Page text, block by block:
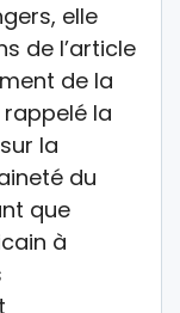
elle
de l’article
de la
rappelé la
la
du
que
à